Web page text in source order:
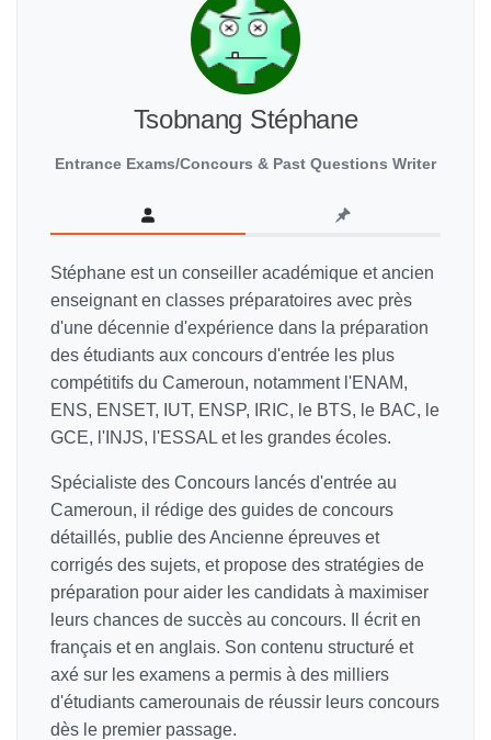
Tsobnang Stéphane
Entrance Exams/Concours & Past Questions Writer
Stéphane est un conseiller académique et ancien
enseignant en classes préparatoires avec près
d'une décennie d'expérience dans la préparation
des étudiants aux concours d'entrée les plus
compétitifs du Cameroun, notamment l'ENAM,
ENS, ENSET, IUT, ENSP, IRIC, le BTS, le BAC, le
GCE, l'INJS, l'ESSAL et les grandes écoles.
Spécialiste des Concours lancés d'entrée au
Cameroun, il rédige des guides de concours
détaillés, publie des Ancienne épreuves et
corrigés des sujets, et propose des stratégies de
préparation pour aider les candidats à maximiser
leurs chances de succès au concours. Il écrit en
français et en anglais. Son contenu structuré et
axé sur les examens a permis à des milliers
d'étudiants camerounais de réussir leurs concours
dès le premier passage.